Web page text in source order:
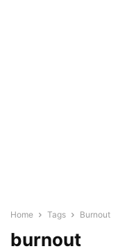
Home Tags Burnout
burnout